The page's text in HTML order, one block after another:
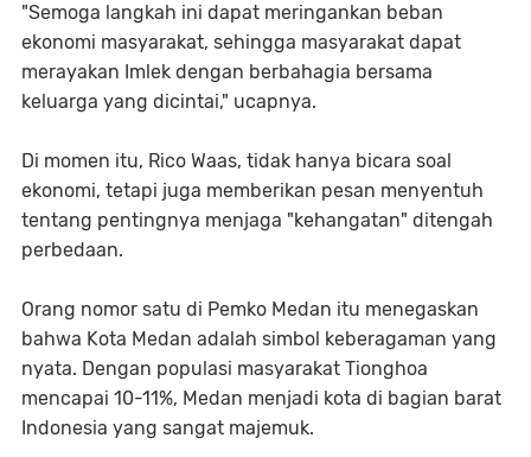
"Semoga langkah ini dapat meringankan beban
ekonomi masyarakat, sehingga masyarakat dapat
merayakan Imlek dengan berbahagia bersama
keluarga yang dicintai," ucapnya.
Di momen itu, Rico Waas, tidak hanya bicara soal
ekonomi, tetapi juga memberikan pesan menyentuh
tentang pentingnya menjaga "kehangatan" ditengah
perbedaan.
Orang nomor satu di Pemko Medan itu menegaskan
bahwa Kota Medan adalah simbol keberagaman yang
nyata. Dengan populasi masyarakat Tionghoa
mencapai 10-11%, Medan menjadi kota di bagian barat
Indonesia yang sangat majemuk.